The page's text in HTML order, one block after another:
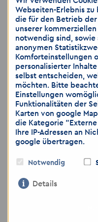
Kontakt
Webseiten-Erlebnis zu
die für den Betrieb
unserer
notwendig sind,
anonymen
Komforteinstellungen
personalisierter
selbst entscheiden,
möchten. Bitte
Einstellungen
Funktionalitäten der
Karten von google
die Kategorie
Ihre IP-Adressen an
google übertragen.
Notwendig
Details